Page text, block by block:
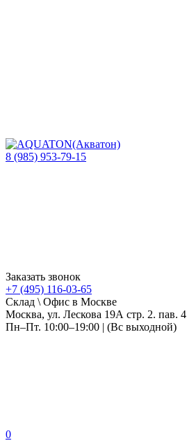
8 (985) 953-79-15
Заказать звонок
+7 (495) 116-03-65
Склад \ Офис в Москве
Москва, ул. Лескова 19А стр. 2. пав. 4
Пн–Пт. 10:00–19:00 | (Вс выходной)
0